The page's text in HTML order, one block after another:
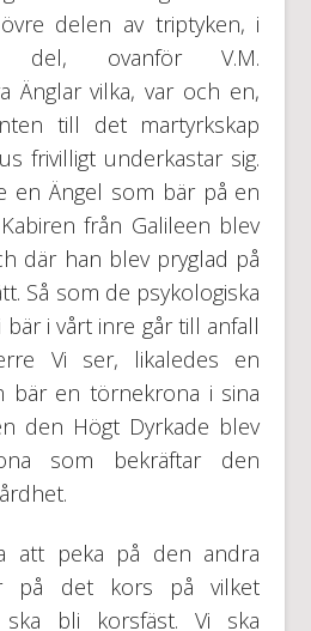
delen av triptyken, i
del, ovanför V.M.
Änglar vilka, var och en,
till det martyrkskap
frivilligt underkastar sig.
en Ängel som bär på en
från Galileen blev
där han blev pryglad på
Så som de psykologiska
bär i vårt inre går till anfall
Vi ser, likaledes en
bär en törnekrona i sina
den Högt Dyrkade blev
som bekräftar den
att peka på den andra
på det kors på vilket
ska bli korsfäst. Vi ska